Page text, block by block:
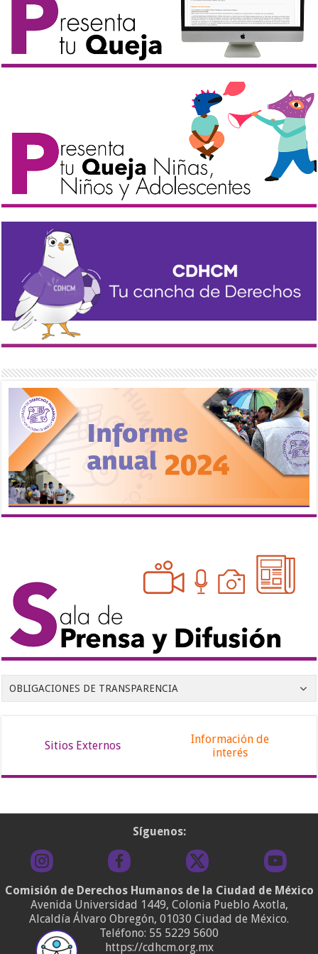
OBLIGACIONES DE TRANSPARENCIA
Sitios Externos
Información de
interés
Síguenos:
Comisión de Derechos Humanos de la Ciudad de México
Avenida Universidad 1449, Colonia Pueblo Axotla,
Alcaldía Álvaro Obregón, 01030 Ciudad de México.
Teléfono: 55 5229 5600
https://cdhcm.org.mx